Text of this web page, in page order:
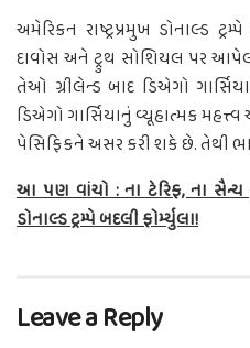
અમેરિકન રાષ્ટ્રપ્રમુખ ડોનાલ્ડ
દાવોસ અને ટ્રુથ સોશિયલ પર
તેઓ ગ્રીલેન્ડ બાદ ડિએગો
ડિએગો ગાર્સિયાનું વ્યૂહાત્મક
પેસિફિકને અસર કરી શકે છે. તેથી
આ પણ વાંચો : ના ટેરિફ, ના સૈન્ય
ડોનાલ્ડ ટ્રમ્પે બદલી ફોર્મ્યુલા!
Leave a Reply